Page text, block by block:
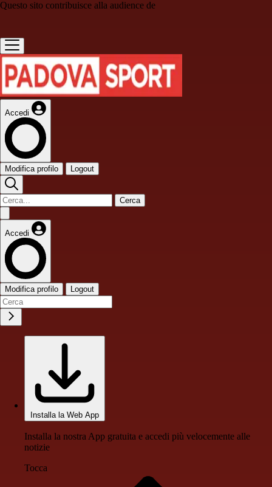
Questo sito contribuisce alla audience de
Accedi
Modifica profilo Logout
Cerca
Accedi
Modifica profilo Logout
Installa la Web App
Installa la nostra App gratuita e accedi più velocemente alle
notizie
Tocca